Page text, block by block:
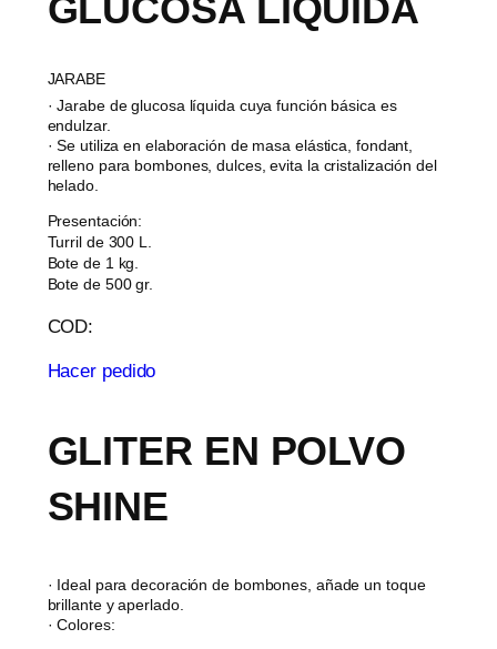
GLUCOSA LIQUIDA
JARABE
· Jarabe de glucosa líquida cuya función básica es
endulzar.
· Se utiliza en elaboración de masa elástica, fondant,
relleno para bombones, dulces, evita la cristalización del
helado.
Presentación:
Turril de 300 L.
Bote de 1 kg.
Bote de 500 gr.
COD:
Hacer pedido
GLITER EN POLVO
SHINE
· Ideal para decoración de bombones, añade un toque
brillante y aperlado.
· Colores: